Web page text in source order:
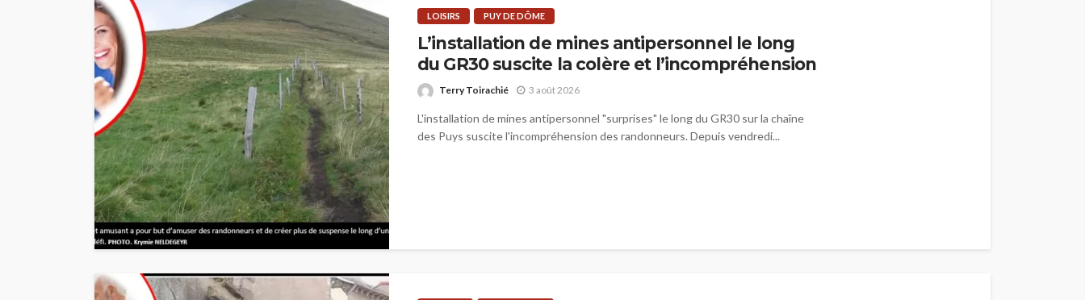
LOISIRS PUY DE DÔME
L’installation de mines antipersonnel le long
du GR30 suscite la colère et l’incompréhension
Terry Toirachié 3 août 2026
L'installation de mines antipersonnel "surprises" le long du GR30 sur la chaîne
des Puys suscite l'incompréhension des randonneurs. Depuis vendredi...